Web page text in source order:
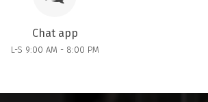
Chat app
L-S 9:00 AM - 8:00 PM